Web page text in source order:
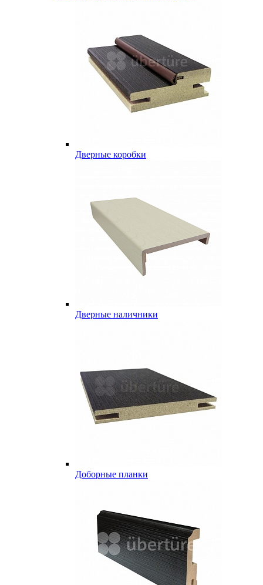
Дверные коробки
Дверные наличники
Доборные планки